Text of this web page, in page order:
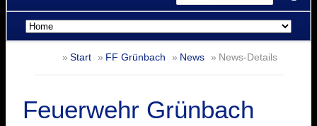
Navigation
überspringen
Start FF Grünbach News News-Details
Feuerwehr Grünbach